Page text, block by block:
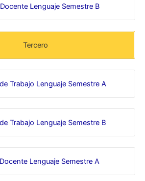
Lenguaje Semestre B
Tercero
Trabajo Lenguaje Semestre A
Trabajo Lenguaje Semestre B
Lenguaje Semestre A